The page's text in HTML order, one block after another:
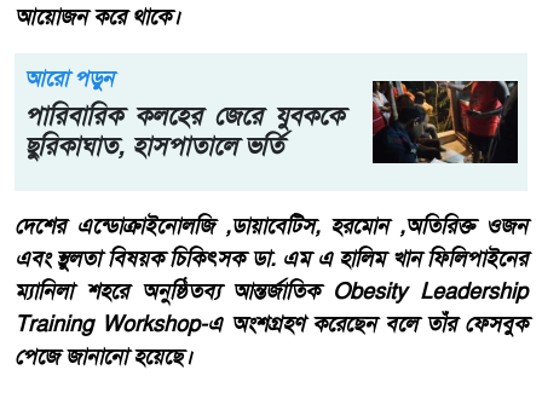
আয়োজন করে থাকে।
আরো পড়ুন
পারিবারিক কলহের জেরে যুবককে
ছুরিকাঘাত, হাসপাতালে ভর্তি
দেশের এন্ডোক্রাইনোলজি ,ডায়াবেটিস, হরমোন ,অতিরিক্ত ওজন
এবং স্থুলতা বিষয়ক চিকিৎসক ডা. এম এ হালিম খান ফিলিপাইনের
ম্যানিলা শহরে অনুষ্ঠিতব্য আন্তর্জাতিক Obesity Leadership
Training Workshop-এ অংশগ্রহণ করেছেন বলে তাঁর ফেসবুক
পেজে জানানো হয়েছে।